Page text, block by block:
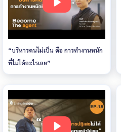
“บริหารคนไม่เป็น คือ การทำงานหนัก
ที่ไม่ได้อะไรเลย”